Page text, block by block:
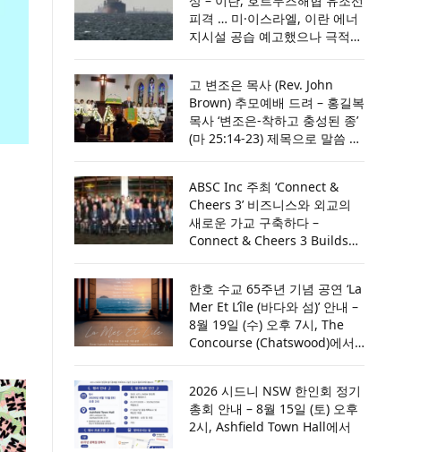
소 7일간 수색하되 필요시 14일
까지 연장할 것
피격 … 미·이스라엘, 이란 에너
지시설 공습 예고했으나 극적
사우디·UAE·카타르와 논의 뒤
공격 취소
고 변조은 목사 (Rev. John
Brown) 추모예배 드려 – 홍길복
목사 ‘변조은-착하고 충성된 종’
(마 25:14-23) 제목으로 말씀 전
ABSC Inc 주최 ‘Connect &
Cheers 3’ 비즈니스와 외교의
새로운 가교 구축하다 –
Connect & Cheers 3 Builds
한호 수교 65주년 기념 공연 ‘La
Mer Et L’île (바다와 섬)’ 안내 –
8월 19일 (수) 오후 7시, The
Concourse (Chatswood)에서
호주의 문화적 울림을 전하다
2026 시드니 NSW 한인회 정기
총회 안내 – 8월 15일 (토) 오후
2시, Ashfield Town Hall에서